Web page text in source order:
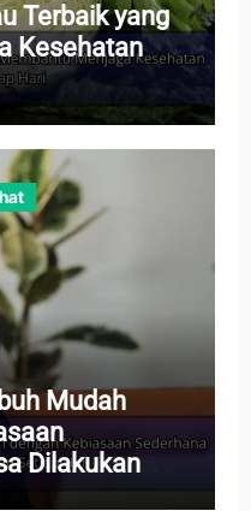
Terbaik yang
Kesehatan
Mudah
Dilakukan